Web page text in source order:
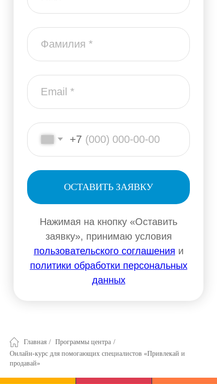
Главная / Программы центра /
Онлайн-курс для помогающих специалистов «Привлекай и
продавай»